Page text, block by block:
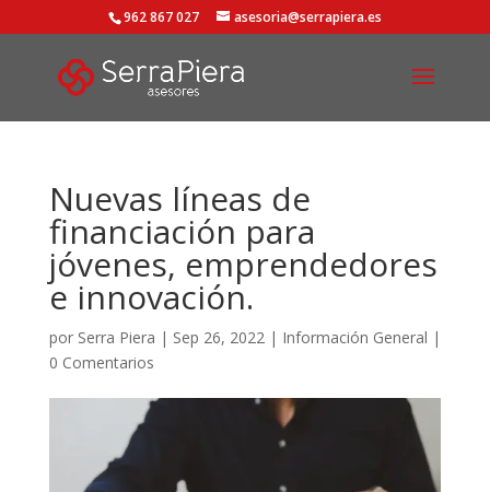
962 867 027 asesoria@serrapiera.es
Nuevas líneas de
financiación para
jóvenes, emprendedores
e innovación.
por Serra Piera | Sep 26, 2022| Información General |
0 Comentarios